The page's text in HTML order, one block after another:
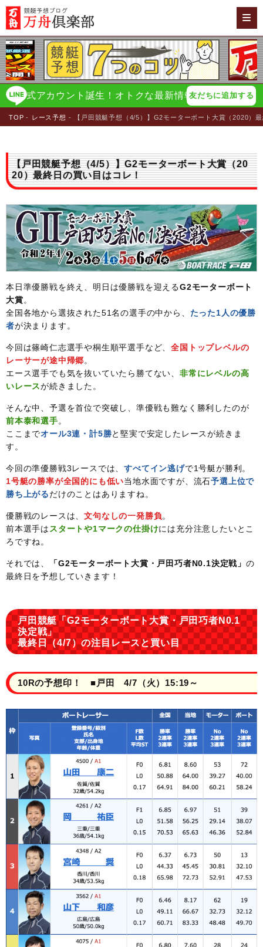
カウント誕生！オトクな最新情報をイチ早く配信！ 万
友だちに追加する
TOP レース予想 【戸田競艇予想（4/5）】G2モーターボート大賞（2020）
【戸田競艇予想（4/5）】G2モーターボート大賞（20
20）最終日の買い目はコレ！
本日準優勝戦を終え、明日は優勝戦を迎えるG2モーターボート
大賞。
全国各地から選抜された51名の選手の中から、 たった1人の優勝
者が決まります。
今回は篠崎仁志選手や桐生順平選手など、全国トップレベルの
レーサーが途中帰郷。
エース選手でも気を抜いていたら勝てない、 非常にレベルの高
いレースが続きました。
そんな中、予選を首位で突破し、準優戦も難なく勝利したのが
前本泰和選手。
ここまでオール3連・計5勝と堅実で安定したレースが続きま
す。
今回の準優勝戦3レースでは、すべてイン逃げで1号艇が勝利。
1号艇の勝率が全国的にも低い当地水面ですが、流石予選上位で
勝ち上がるだけのことはありますね。
優勝戦のレースは、文句なしの一発勝負。
前本選手は スタートや1マークの仕掛けには充分注意したいとこ
ろですね。
それでは、 「G2モーターボート大賞・戸田巧者N0.1決定戦」 の
最終日を予想していきます！
戸田競艇「G2モーターボート大賞・戸田巧者N0.1
決定戦」
最終日（4/7）の注目レースと買い目
10Rの予想印！ ■戸田 4/7（火）15:19～